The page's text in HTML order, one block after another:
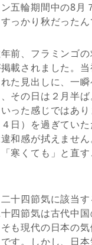
五輪期間中の8月
っかり秋だったん
前、フラミンゴ
載されました。
た見出しに、一
その日は２月半
った感じではあ
４日）を過ぎてい
和感が拭えませ
寒くても」と直
十四節気に該当
四節気は古代中
も現代の日本の
す。しかし、日